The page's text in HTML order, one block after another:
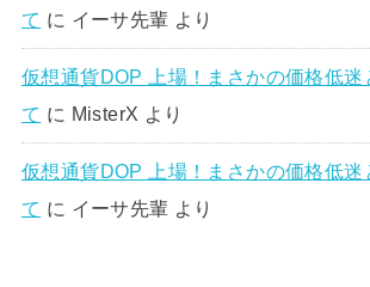
て に イーサ先輩 より
仮想通貨DOP 上場！まさかの価格低迷
て に MisterX より
仮想通貨DOP 上場！まさかの価格低迷
て に イーサ先輩 より